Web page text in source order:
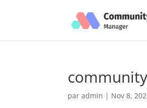
paradmin | Nov 8,